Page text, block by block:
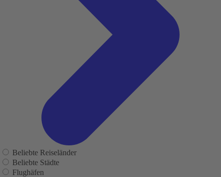
Beliebte Reiseländer
Beliebte Städte
Flughäfen